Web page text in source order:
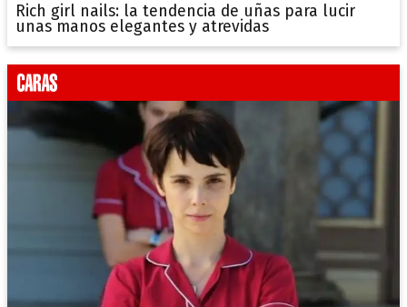
Rich girl nails: la tendencia de uñas para lucir
unas manos elegantes y atrevidas